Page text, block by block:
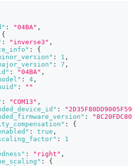
: "04BA" ,
{
: "inverse3" ,
:
{
: 1 ,
: 7 ,
: "04BA" ,
: 4 ,
:
""
: "COM13" ,
:
:
:
{
: true ,
:
1
: "right" ,
:
{